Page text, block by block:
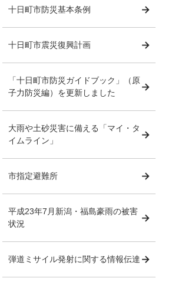
十日町市防災基本条例
十日町市震災復興計画
「十日町市防災ガイドブック」（原
子力防災編）を更新しました
大雨や土砂災害に備える「マイ・タ
イムライン」
市指定避難所
平成23年7月新潟・福島豪雨の被害
状況
弾道ミサイル発射に関する情報伝達